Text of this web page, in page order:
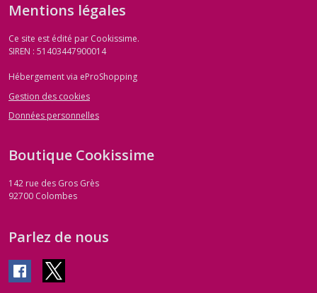
Mentions légales
Ce site est édité par Cookissime.
SIREN : 51403447900014
Hébergement via eProShopping
Gestion des cookies
Données personnelles
Boutique Cookissime
142 rue des Gros Grès
92700 Colombes
Parlez de nous